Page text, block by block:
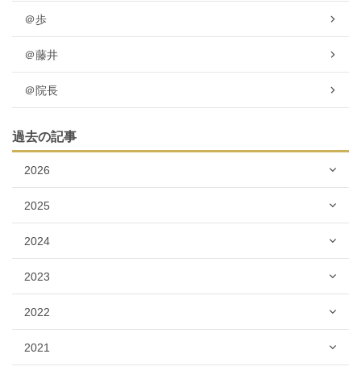
＠歩
＠藤井
＠院長
過去の記事
2026
2025
2024
2023
2022
2021